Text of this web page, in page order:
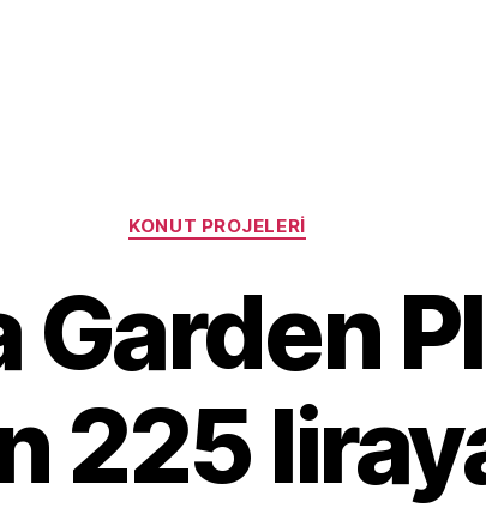
Categories
KONUT PROJELERI
Garden
225